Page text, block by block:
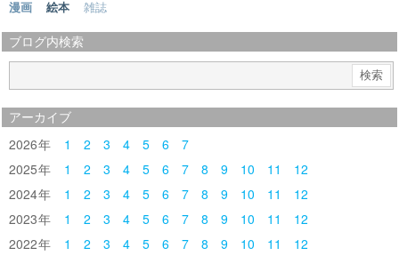
漫画
絵本 雑誌
ブログ内検索
アーカイブ
2026 1 2 3 4 5 6
7
2025
1 2 3 4 5 6 7 8 9 10 11
12
2024
1 2 3 4 5 6 7 8 9 10 11
12
2023
1 2 3 4 5 6 7 8 9 10 11
12
2022
1 2 3 4 5 6 7 8 9 10 11
12